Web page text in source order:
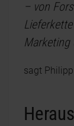
– von
Marketing
sagt